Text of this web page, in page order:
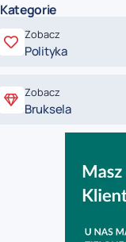
Kategorie
Zobacz
Polityka
Zobacz
Bruksela